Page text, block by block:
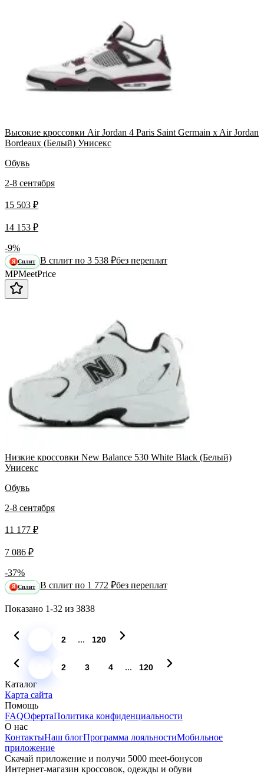
Высокие кроссовки Air Jordan 4 Paris Saint Germain x Air Jordan
Bordeaux (Белый) Унисекс
Обувь
2-8 сентября
15 503 ₽
14 153 ₽
-9%
Я Сплит В сплит по 3 538 ₽без переплат
MPMeetPrice
Низкие кроссовки New Balance 530 White Black (Белый)
Унисекс
Обувь
2-8 сентября
11 177 ₽
7 086 ₽
-37%
Я Сплит В сплит по 1 772 ₽без переплат
Показано 1-32 из 3838
2 ... 120
2 3 4 ... 120
Каталог
Карта сайта
Помощь
FAQОфертаПолитика конфиденциальности
О нас
КонтактыНаш блогПрограмма лояльностиМобильное
приложение
Скачай приложение и получи 5000 meet-бонусов
Интернет-магазин кроссовок, одежды и обуви